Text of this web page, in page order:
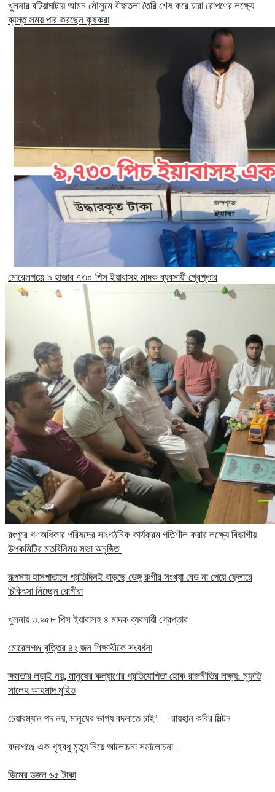
খুলনার বটিয়াঘাটায় আমন মৌসুমে বীজতলা তৈরি শেষ করে চারা রোপণের লক্ষ্যে
ব্যস্ত সময় পার করছেন কৃষকরা
মোরেলগঞ্জে ৯ হাজার ৭৩০ পিস ইয়াবাসহ মাদক ব্যবসায়ী গ্রেপ্তার
রংপুরে গণঅধিকার পরিষদের সাংগঠনিক কার্যক্রম গতিশীল করার লক্ষ্যে বিভাগীয়
উপকমিটির মতবিনিময় সভা অনুষ্ঠিত
রূপসায় হাসপাতালে প্রতিদিনই বাড়ছে ডেঙ্গু রুগীর সংখ্যা বেড না পেয়ে ফ্লোরে
চিকিৎসা নিচ্ছেন রোগীরা
খুলনায় ৩,৯৫৮ পিস ইয়াবাসহ ৪ মাদক ব্যবসায়ী গ্রেপ্তার
মোরেলগঞ্জ বৃত্তির ৪২ জন শিক্ষার্থীকে সংবর্ধনা
ক্ষমতার লড়াই নয়, মানুষের কল্যাণের প্রতিযোগিতা হোক রাজনীতির লক্ষ্য: মুফতি
সালেহ আহমাদ মুহিত
চেয়ারম্যান পদ নয়, মানুষের ভাগ্য বদলাতে চাই’— রায়হান কবির মিল্টন
বদরগঞ্জে এক গৃহবধু মৃত্যু নিয়ে আলোচনা সমালোচনা
ডিমের ডজন ৬৫ টাকা